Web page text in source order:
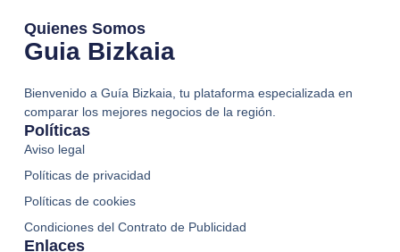
Quienes Somos
Guia Bizkaia
Bienvenido a Guía Bizkaia, tu plataforma especializada en
comparar los mejores negocios de la región.
Enlaces
Políticas
Aviso legal
Políticas de privacidad
Políticas de cookies
Condiciones del Contrato de Publicidad